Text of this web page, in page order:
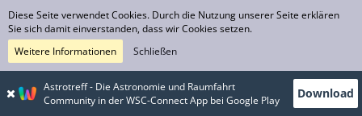
Nutzungsbedingungen
© Astrotreff 2001-2026, lizenziert unter CC BY-SA,
sofern für einzelne Inhalte nicht anders angegeben
Astrotreff - Die Astronomie und Raumfahrt
Community in der WSC-Connect App bei Google Play
Download
Diese Seite verwendet Cookies. Durch die Nutzung unserer Seite erklären
Sie sich damit einverstanden, dass wir Cookies setzen.
Weitere Informationen
Schließen